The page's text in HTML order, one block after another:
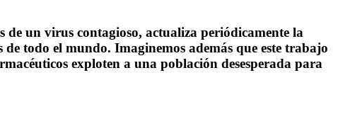
un virus contagioso, actualiza periódicamente la
todo el mundo. Imaginemos además que este trabajo
exploten a una población desesperada para